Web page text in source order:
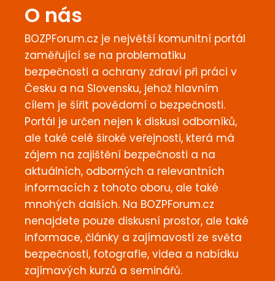
O nás
BOZPForum.cz je největší komunitní portál
zaměřující se na problematiku
bezpečnosti a ochrany zdraví při práci v
Česku a na Slovensku, jehož hlavním
cílem je šířit povědomí o bezpečnosti.
Portál je určen nejen k diskusi odborníků,
ale také celé široké veřejnosti, která má
zájem na zajištění bezpečnosti a na
aktuálních, odborných a relevantních
informacích z tohoto oboru, ale také
mnohých dalších. Na BOZPForum.cz
nenajdete pouze diskusní prostor, ale také
informace, články a zajímavosti ze světa
bezpečnosti, fotografie, videa a nabídku
zajímavých kurzů a seminářů.